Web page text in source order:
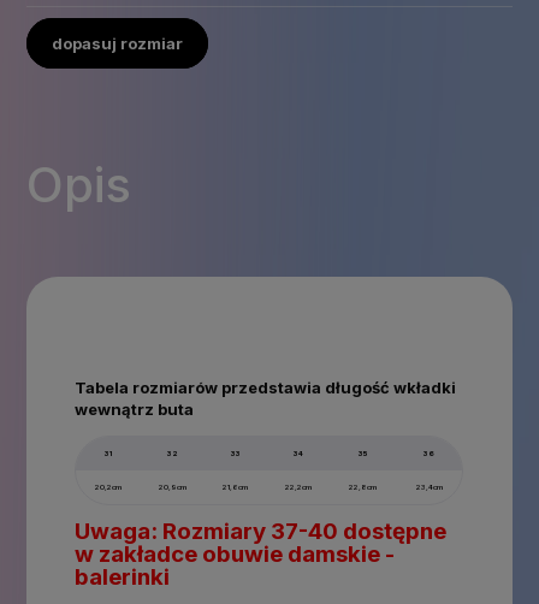
dopasuj rozmiar
Opis
Tabela rozmiarów przedstawia długość wkładki
wewnątrz buta
31 32 33 34 35 36
20,2cm 20,9cm 21,6cm 22,2cm 22,8cm 23,4cm
Uwaga: Rozmiary 37-40 dostępne
w zakładce obuwie damskie -
balerinki